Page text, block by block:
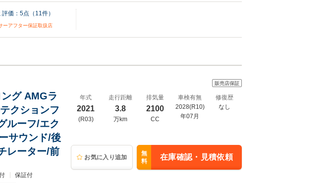
価： 5点（ 11件）
ーアフター保証取扱店
グ AMGラ
クションフ
ルーフ/エク
サウンド/後
レーター/前
保証付
販売店保証
年式
2021
(R03)
走行距離
3.8
万km
排気量
2100
CC
車検有無
2028(R10)
年07月
修復歴
なし
お気に入り追加
無
料
在庫確認・見積依頼